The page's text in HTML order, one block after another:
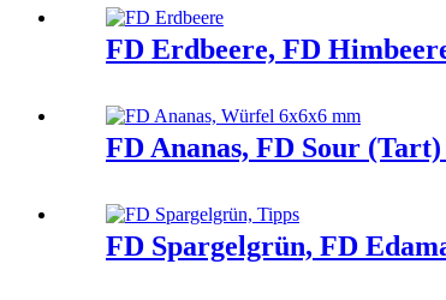
FD Erdbeere, FD
FD Ananas, FD Sour
FD Spargelgrün, FD